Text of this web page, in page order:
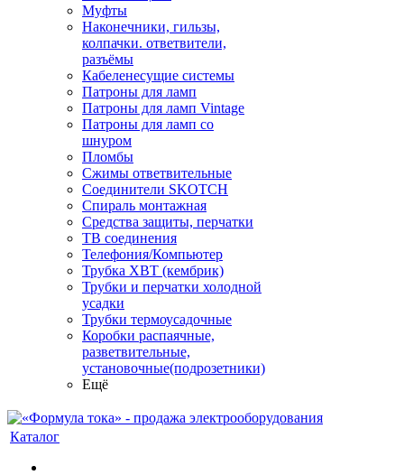
Муфты
Наконечники, гильзы,
колпачки. ответвители,
разъёмы
Кабеленесущие системы
Патроны для ламп
Патроны для ламп Vintage
Патроны для ламп со
шнуром
Пломбы
Сжимы ответвительные
Соединители SKOTCH
Спираль монтажная
Средства защиты, перчатки
ТВ соединения
Телефония/Компьютер
Трубка ХВТ (кембрик)
Трубки и перчатки холодной
усадки
Трубки термоусадочные
Коробки распаячные,
разветвительные,
установочные(подрозетники)
Ещё
Каталог